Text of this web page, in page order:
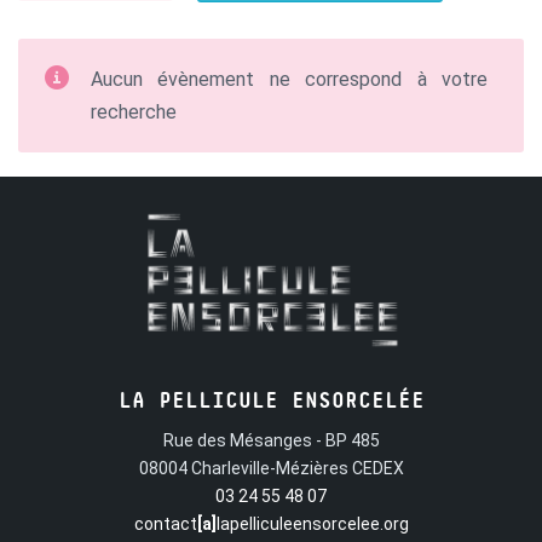
Aucun évènement ne correspond à votre
recherche
LA PELLICULE ENSORCELÉE
Rue des Mésanges - BP 485
08004 Charleville-Mézières CEDEX
03 24 55 48 07
contact [a] lapelliculeensorcelee.org